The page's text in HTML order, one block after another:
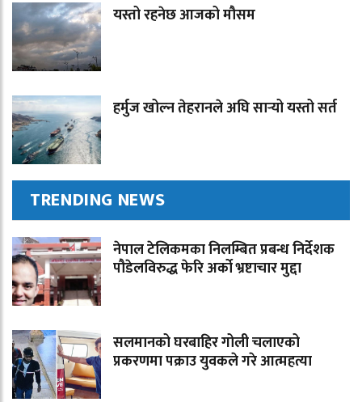
यस्तो रहनेछ आजको मौसम
हर्मुज खोल्न तेहरानले अघि सार्‍यो यस्तो सर्त
TRENDING NEWS
नेपाल टेलिकमका निलम्बित प्रबन्ध निर्देशक
पौडेलविरुद्ध फेरि अर्को भ्रष्टाचार मुद्दा
सलमानको घरबाहिर गोली चलाएको
प्रकरणमा पक्राउ युवकले गरे आत्महत्या